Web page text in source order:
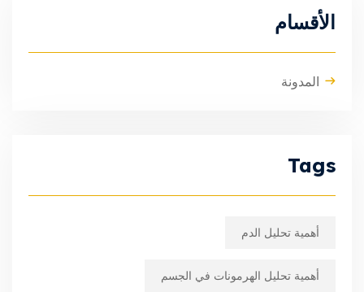
الأقسام
المدونة
Tags
أهمية تحليل الدم
أهمية تحليل الهرمونات في الجسم